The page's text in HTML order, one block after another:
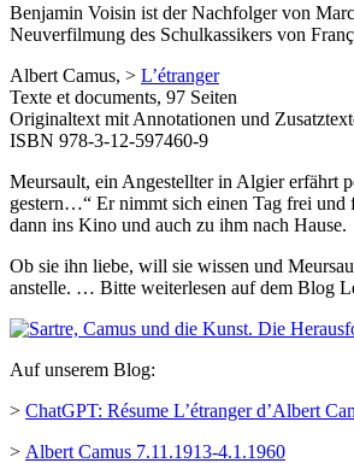
Benjamin Voisin ist der Nachfolger von
Neuverfilmung des Schulkassikers von
Albert Camus, > L’étranger
Texte et documents, 97 Seiten
Originaltext mit Annotationen und
ISBN 978-3-12-597460-9
Meursault, ein Angestellter in Algier erfährt
gestern…“ Er nimmt sich einen Tag frei und
dann ins Kino und auch zu ihm nach Hause.
Ob sie ihn liebe, will sie wissen und
anstelle. … Bitte weiterlesen auf dem Blog
Auf unserem Blog:
> ChatGPT: Résume L’étranger d’Albert
> Albert Camus 7.11.1913-4.1.1960